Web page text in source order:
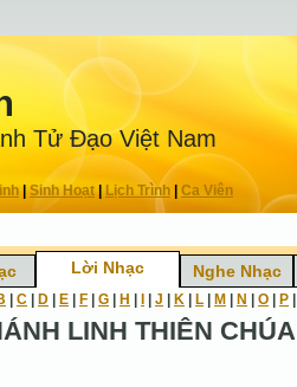
Tử Ðạo Việt Nam
|Sinh Hoạt| Lịch Trình Ca Viên
Lời Nhạc Nghe Nhạc
C D E F G H J K L M N O P
LINH THIÊN CHÚA